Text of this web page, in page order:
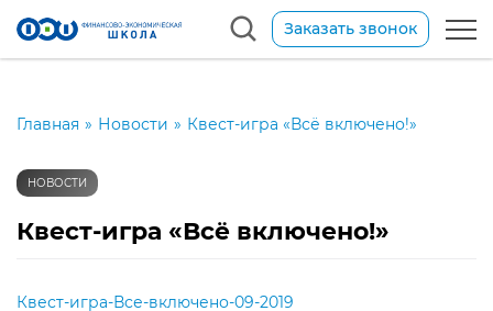
Заказать звонок
Главная » Новости » Квест-игра «Всё включено!»
НОВОСТИ
Квест-игра «Всё включено!»
Квест-игра-Все-включено-09-2019